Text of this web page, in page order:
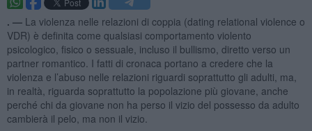
. — La violenza nelle relazioni di coppia (dating relational violence o
VDR) è definita come qualsiasi comportamento violento
psicologico, fisico o sessuale, incluso il bullismo, diretto verso un
partner romantico. I fatti di cronaca portano a credere che la
violenza e l’abuso nelle relazioni riguardi soprattutto gli adulti, ma,
in realtà, riguarda soprattutto la popolazione più giovane, anche
perché chi da giovane non ha perso il vizio del possesso da adulto
cambierà il pelo, ma non il vizio.